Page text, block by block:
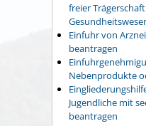
freier
Einfuhr von
beantragen
Nebenprodukte
Jugendliche mit
beantragen